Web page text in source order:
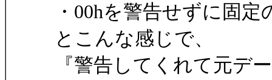
・00hを警告せずに固
とこんな感じで、
『警告してくれて元デ